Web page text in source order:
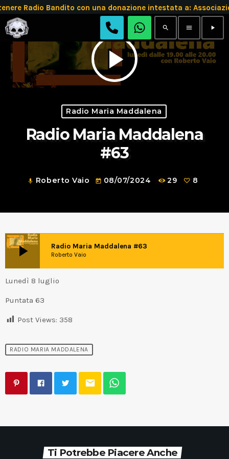
Radio Bandito con una donazione intestata a:
search menu play_arrow
play_arrow
Radio Maria Maddalena
Radio Maria Maddalena
#63
mic Roberto Vaio today 08/07/2024 29 8
play_arrow Radio Maria Maddalena #63
Roberto Vaio
Lunedì 8 luglio
Puntata 63
Post Views: 358
RADIO MARIA MADDALENA
email
Ti Potrebbe Piacere Anche